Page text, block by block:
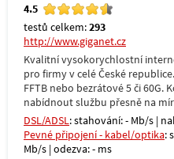
4.5
testů celkem:293
http://www.giganet.cz
Kvalitní vysokorychlostní
pro firmy v celé České
FFTB nebo bezrátové 5 či 60G.
nabídnout službu přesně na
DSL/ADSL: stahování: - Mb/s |
Pevné připojení - kabel/optika:
Mb/s | odezva: - ms